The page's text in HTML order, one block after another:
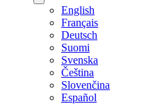
English
Français
Deutsch
Suomi
Svenska
Čeština
Slovenčina
Español